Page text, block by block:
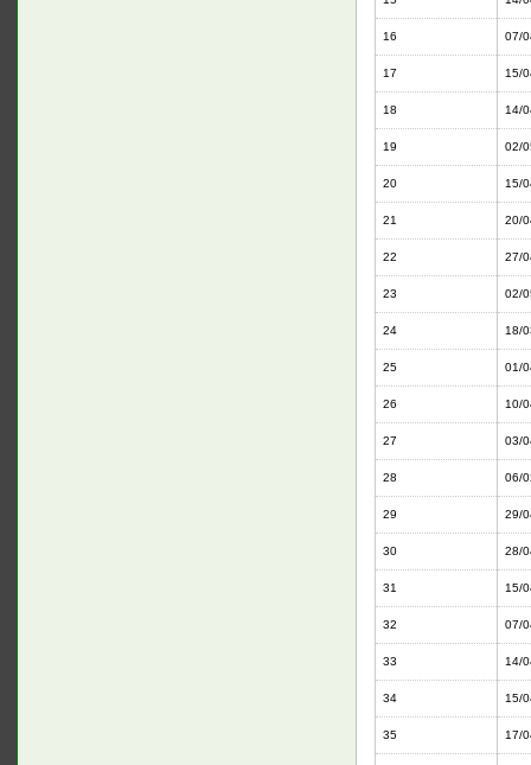
16 07/
17 15/
18 14/
19 02/
20 15/
21 20/
22 27/
23 02/
24 18/
25 01/
26 10/
27 03/
28 06/
29 29/
30 28/
31 15/
32 07/
33 14/
34 15/
35 17/